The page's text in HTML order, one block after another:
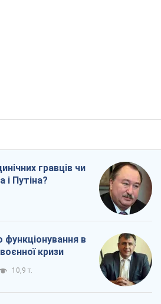
гравців чи
і Путіна?
функціонування в
кризи
10,9 т.